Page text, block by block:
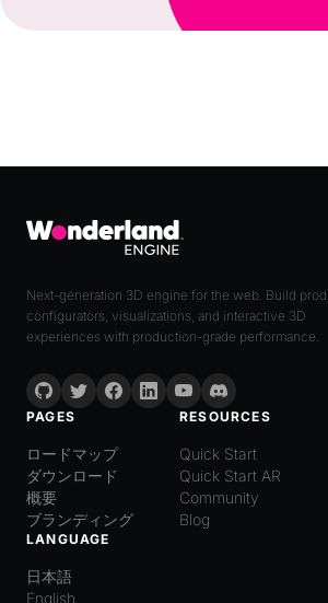
Next-generation 3D engine for the web. Build
configurators, visualizations, and interactive 3D
experiences with production-grade performance.
PAGES
ロードマップ
ダウンロード
概要
ブランディング
RESOURCES
Quick Start
Quick Start AR
Community
Blog
LANGUAGE
日本語
English